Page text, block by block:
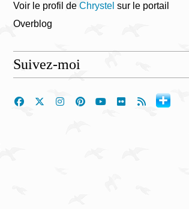
Voir le profil de Chrystel sur le portail
Overblog
Suivez-moi